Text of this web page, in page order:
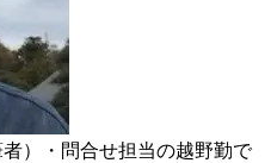
）・問合せ担当の越野勤で